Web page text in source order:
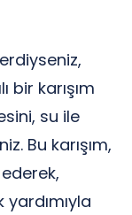
bir karışım
su ile
Bu karışım,
yardımıyla